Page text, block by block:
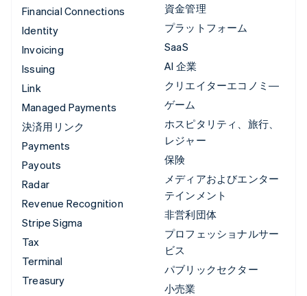
Financial Connections
Identity
Invoicing
Issuing
Link
Managed Payments
決済用リンク
Payments
Payouts
Radar
Revenue Recognition
Stripe Sigma
Tax
Terminal
Treasury
資金管理
プラットフォーム
SaaS
AI 企業
クリエイターエコノミ―
ゲーム
ホスピタリティ、旅行、
レジャー
保険
メディアおよびエンター
テインメント
非営利団体
プロフェッショナルサー
ビス
パブリックセクター
小売業